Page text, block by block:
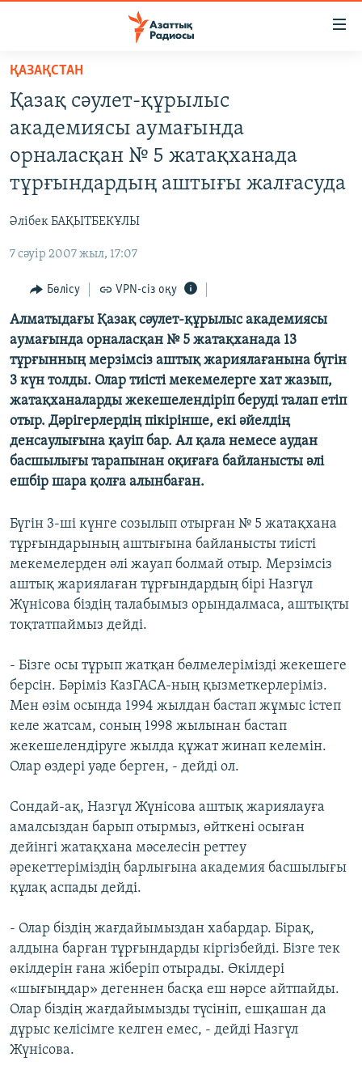
Skip
main
content
main
Skip
to
САЯСАТ
ӘЛЕУМЕТ
ӘЛЕМ
АРНАЙЫ ЖОБАЛАР
Русский
ЖАЗЫЛЫҢЫЗ
Басқа тілдерде
ҚАЗАҚСТАН
Қазақ сәулет-құрылыс
академиясы аумағында
орналасқан № 5 жатақханада
тұрғындардың аштығы жалғасуда
Әлібек БАҚЫТБЕКҰЛЫ
7 сәуір 2007 жыл, 17:07
Бөлісу VPN-сіз оқу
Алматыдағы Қазақ сәулет-құрылыс академиясы
аумағында орналасқан № 5 жатақханада 13
тұрғынның мерзімсіз аштық жариялағанына бүгін
3 күн толды. Олар тиісті мекемелерге хат жазып,
жатақханаларды жекешелендіріп беруді талап етіп
отыр. Дәрігерлердің пікірінше, екі әйелдің
денсаулығына қауіп бар. Ал қала немесе аудан
басшылығы тарапынан оқиғаға байланысты әлі
ешбір шара қолға алынбаған.
Бүгін 3-ші күнге созылып отырған № 5 жатақхана
тұрғындарының аштығына байланысты тиісті
мекемелерден әлі жауап болмай отыр. Мерзімсіз
аштық жариялаған тұрғындардың бірі Назгүл
Жүнісова біздің талабымыз орындалмаса, аштықты
тоқтатпаймыз дейді.
- Бізге осы тұрып жатқан бөлмелерімізді жекешеге
берсін. Бәріміз КазГАСА-ның қызметкерлеріміз.
Мен өзім осында 1994 жылдан бастап жұмыс істеп
келе жатсам, соның 1998 жылынан бастап
жекешелендіруге жылда құжат жинап келемін.
Олар өздері уәде берген, - дейді ол.
Сондай-ақ, Назгүл Жүнісова аштық жариялауға
амалсыздан барып отырмыз, өйткені осыған
дейінгі жатақхана мәселесін реттеу
әрекеттеріміздің барлығына академия басшылығы
құлақ аспады дейді.
- Олар біздің жағдайымыздан хабардар. Бірақ,
алдына барған тұрғындарды кіргізбейді. Бізге тек
өкілдерін ғана жіберіп отырады. Өкілдері
«шығыңдар» дегеннен басқа еш нәрсе айтпайды.
Олар біздің жағдайымызды түсініп, ешқашан да
дұрыс келісімге келген емес, - дейді Назгүл
Жүнісова.